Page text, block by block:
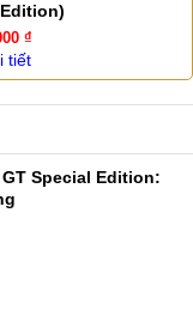
₫
tiết
Special Edition: